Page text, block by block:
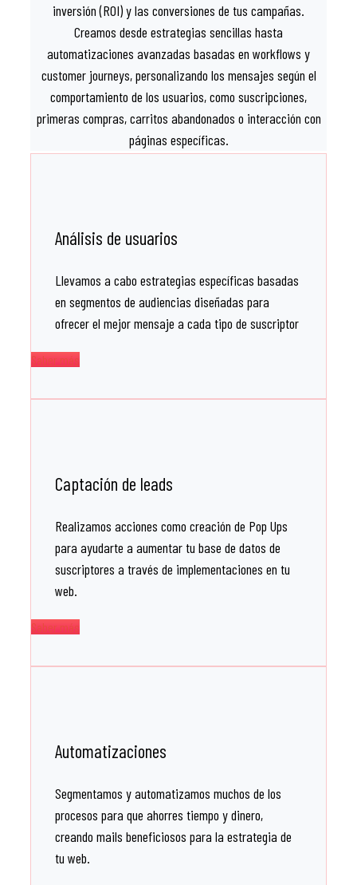
inversión (ROI) y las conversiones de tus campañas.
Creamos desde estrategias sencillas hasta
automatizaciones avanzadas basadas en workflows y
customer journeys, personalizando los mensajes según el
comportamiento de los usuarios, como suscripciones,
primeras compras, carritos abandonados o interacción con
páginas específicas.
Análisis de usuarios
Llevamos a cabo estrategias específicas basadas
en segmentos de audiencias diseñadas para
ofrecer el mejor mensaje a cada tipo de suscriptor
Saber más
Captación de leads
Realizamos acciones como creación de Pop Ups
para ayudarte a aumentar tu base de datos de
suscriptores a través de implementaciones en tu
web.
Saber más
Automatizaciones
Segmentamos y automatizamos muchos de los
procesos para que ahorres tiempo y dinero,
creando mails beneficiosos para la estrategia de
tu web.